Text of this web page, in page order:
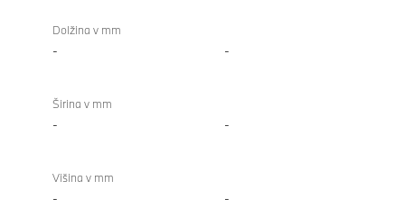
Dolžina v mm
- -
Širina v mm
- -
Višina v mm
- -